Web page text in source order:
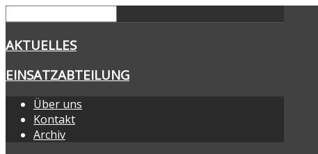
AKTUELLES
EINSATZABTEILUNG
Über uns
Kontakt
Archiv